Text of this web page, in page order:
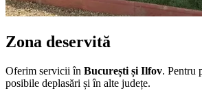
Zona deservită
Oferim servicii în București și Ilfov. Pentru
posibile deplasări și în alte județe.